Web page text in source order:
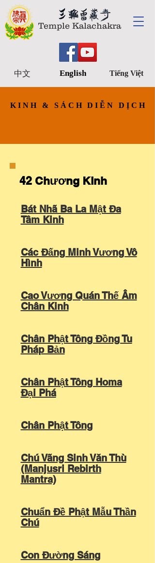
Temple Kalachakra
English Tiếng Việt
中文
KINH & SÁCH DIỄN DỊCH
KINH & SÁCH DIỄN DỊCH
42 Chương Kinh
Bát Nhã Ba La Mật Đa
Tâm Kinh
Các Đấng Minh Vương Vô
Hình
Cao Vương Quán Thế Âm
Chân Kinh
Chân Phật Tông Đồng Tu
Pháp Bản
Chân Phật Tông Homa
Đại Phá
Chân Phật Tông
Chú Vãng Sinh Văn Thù
(Manjusri Rebirth
Mantra)
Chuẩn Đề Phật Mẫu Thần
Chú
Con Đường Sáng